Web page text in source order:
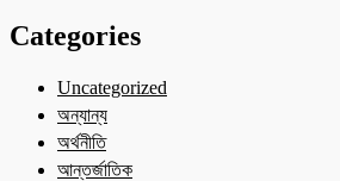
Categories
Uncategorized
অন্যান্য
অর্থনীতি
আন্তর্জাতিক